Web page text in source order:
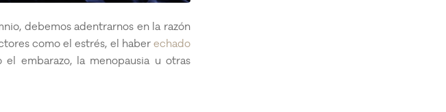
debemos adentrarnos en la razón
como el estrés, el haber echado
embarazo, la menopausia u otras